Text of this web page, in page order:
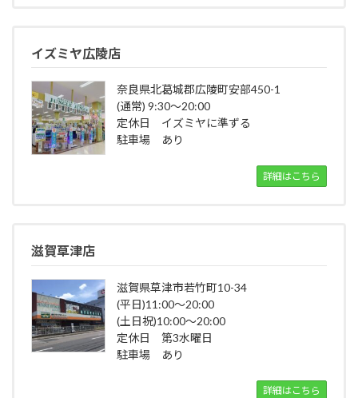
イズミヤ広陵店
奈良県北葛城郡広陵町安部450-1
(通常) 9:30～20:00
定休日 イズミヤに準ずる
駐車場 あり
詳細はこちら
滋賀草津店
滋賀県草津市若竹町10-34
(平日)11:00～20:00
(土日祝)10:00～20:00
定休日 第3水曜日
駐車場 あり
詳細はこちら